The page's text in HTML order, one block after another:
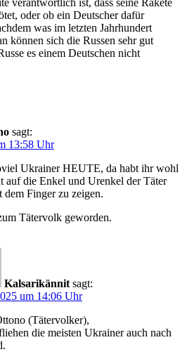
oder ob ein Deutscher dafür
was im letzten Jahrhundert
können sich die Russen sehr gut
es einem Deutschen nicht
sagt:
13:58 Uhr
Ukrainer HEUTE, da habt ihr wohl
auf die Enkel und Urenkel der Täter
dem Finger zu zeigen.
Tätervolk geworden.
Kalsarikännit sagt:
um 14:06 Uhr
(Tätervolker),
die meisten Ukrainer auch nach